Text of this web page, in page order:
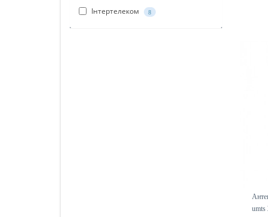
Інтертелеком 8
umts